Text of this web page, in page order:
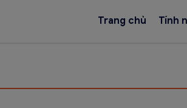
Trang chủ Tính